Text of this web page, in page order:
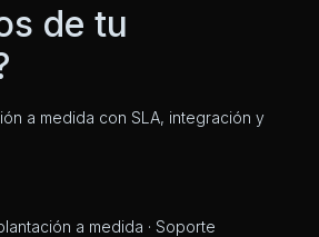
de tu
a medida con SLA, integración y
a medida · Soporte